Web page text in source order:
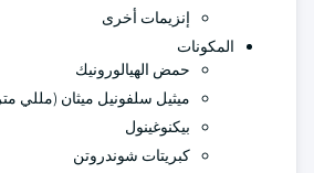
إنزيمات أخرى
المكونات
حمض الهيالورونيك
ميثيل سلفونيل ميثان (مللي
بيكنوغينول
كبريتات شوندروتن